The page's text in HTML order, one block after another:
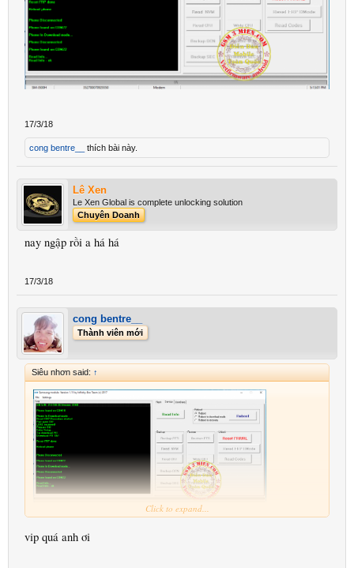
17/3/18
cong bentre__ thích bài này.
Lê Xen
Le Xen Global is complete unlocking solution
Chuyên Doanh
nay ngập rồi a há há
17/3/18
cong bentre__
Thành viên mới
Siêu nhơn said: ↑
Click to expand...
vip quá anh ơi